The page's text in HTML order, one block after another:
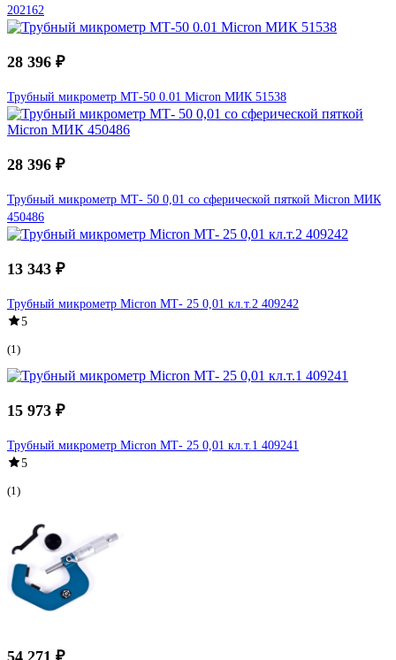
202162
28 396 ₽
Трубный микрометр МТ-50 0.01 Micron МИК 51538
28 396 ₽
Трубный микрометр МТ- 50 0,01 со сферической пяткой Micron МИК
450486
13 343 ₽
Трубный микрометр Micron МТ- 25 0,01 кл.т.2 409242
5
(1)
15 973 ₽
Трубный микрометр Micron МТ- 25 0,01 кл.т.1 409241
5
(1)
54 271 ₽